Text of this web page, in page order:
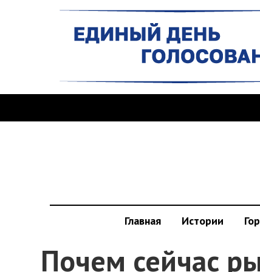
Главная Истории
Почем сейчас